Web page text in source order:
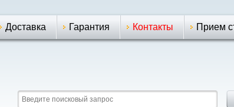
Доставка Гарантия Контакты Прием